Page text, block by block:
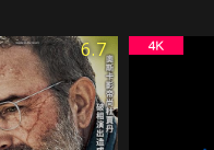
會停下來休息或
順利完成比賽嗎？
6.7